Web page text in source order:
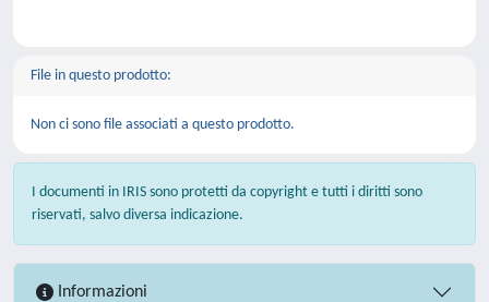
File in questo prodotto:
Non ci sono file associati a questo prodotto.
I documenti in IRIS sono protetti da copyright e tutti i diritti sono
riservati, salvo diversa indicazione.
Informazioni